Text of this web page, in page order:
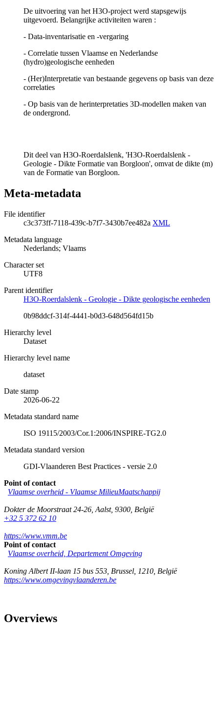
De uitvoering van het H3O-project werd stapsgewijs
uitgevoerd. Belangrijke activiteiten waren :
- Data-inventarisatie en -vergaring
- Correlatie tussen Vlaamse en Nederlandse
(hydro)geologische eenheden
- (Her)Interpretatie van bestaande gegevens op basis van deze
correlaties
- Op basis van de herinterpretaties 3D-modellen maken van
de ondergrond.
Dit deel van H3O-Roerdalslenk, 'H3O-Roerdalslenk -
Geologie - Dikte Formatie van Borgloon', omvat de dikte (m)
van de Formatie van Borgloon.
Meta-metadata
File identifier
c3c373ff-7118-439c-b7f7-3430b7ee482a XML
Metadata language
Nederlands; Vlaams
Character set
UTF8
Parent identifier
H3O-Roerdalslenk - Geologie - Dikte geologische eenheden
0b98ddcf-314f-4441-b0d3-648d564fd15b
Hierarchy level
Dataset
Hierarchy level name
dataset
Date stamp
2026-06-22
Metadata standard name
ISO 19115/2003/Cor.1:2006/INSPIRE-TG2.0
Metadata standard version
GDI-Vlaanderen Best Practices - versie 2.0
Point of contact
Vlaamse overheid - Vlaamse MilieuMaatschappij
Dokter de Moorstraat 24-26 Aalst, 9300 België
+32 5 372 62 10
https://www.vmm.be
Point of contact
Vlaamse overheid, Departement Omgeving
Koning Albert II-laan 15 bus 553 Brussel 1210 België
https://www.omgevingvlaanderen.be
Overviews